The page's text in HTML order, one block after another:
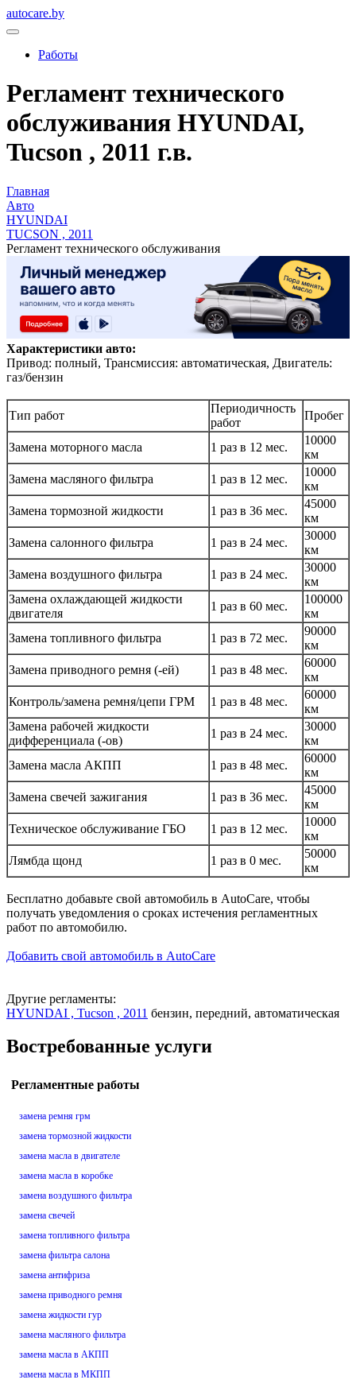
autocare.by
Работы
Регламент технического
обслуживания HYUNDAI,
Tucson , 2011 г.в.
Главная
Авто
HYUNDAI
TUCSON , 2011
Регламент технического обслуживания
Характеристики авто:
Привод: полный, Трансмиссия: автоматическая, Двигатель:
газ/бензин
Тип работ
Периодичность
работ
Пробег
Замена моторного масла 1 раз в 12 мес.
10000
км
Замена масляного фильтра
1 раз в 12 мес.
10000
км
Замена тормозной жидкости
1 раз в 36 мес.
45000
км
Замена салонного фильтра
1 раз в 24 мес.
30000
км
Замена воздушного фильтра
1 раз в 24 мес.
30000
км
Замена охлаждающей жидкости
двигателя
1 раз в 60 мес.
100000
км
Замена топливного фильтра
1 раз в 72 мес.
90000
км
Замена приводного ремня (-ей)
1 раз в 48 мес.
60000
км
Контроль/замена ремня/цепи ГРМ
1 раз в 48 мес.
60000
км
Замена рабочей жидкости
дифференциала (-ов)
1 раз в 24 мес.
30000
км
Замена масла АКПП
1 раз в 48 мес.
60000
км
Замена свечей зажигания
1 раз в 36 мес.
45000
км
Техническое обслуживание ГБО
1 раз в 12 мес.
10000
км
Лямбда щонд
1 раз в 0 мес.
50000
км
Бесплатно добавьте свой автомобиль в AutoCare, чтобы
получать уведомления о сроках истечения регламентных
работ по автомобилю.
Добавить свой автомобиль в AutoCare
Другие регламенты:
HYUNDAI , Tucson , 2011 бензин, передний, автоматическая
Востребованные услуги
Регламентные работы
замена ремня грм
замена тормозной жидкости
замена масла в двигателе
замена масла в коробке
замена воздушного фильтра
замена свечей
замена топливного фильтра
замена фильтра салона
замена антифриза
замена приводного ремня
замена жидкости гур
замена масляного фильтра
замена масла в АКПП
замена масла в МКПП